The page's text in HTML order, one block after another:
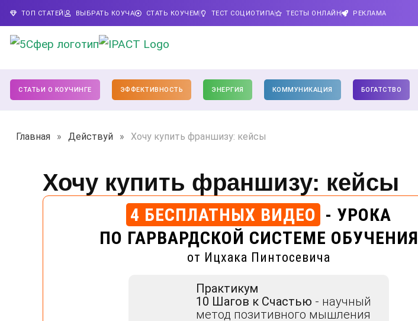
ТОП СТАТЕЙ ВЫБРАТЬ КОУЧА СТАТЬ КОУЧЕМ ТЕСТ СОЦИОТИПА ТЕСТЫ ОНЛАЙН РЕКЛАМА
СТАТЬИ О КОУЧИНГЕ ЭФФЕКТИВНОСТЬ ЭНЕРГИЯ КОММУНИКАЦИЯ БОГАТСТВО
Главная » Действуй » Хочу купить франшизу: кейсы
Хочу купить франшизу: кейсы
4 БЕСПЛАТНЫХ ВИДЕО - УРОКА
ПО ГАРВАРДСКОЙ СИСТЕМЕ ОБУЧЕНИЯ
от Ицхака Пинтосевича
Практикум
10 Шагов к Счастью - научный
метод позитивного мышления